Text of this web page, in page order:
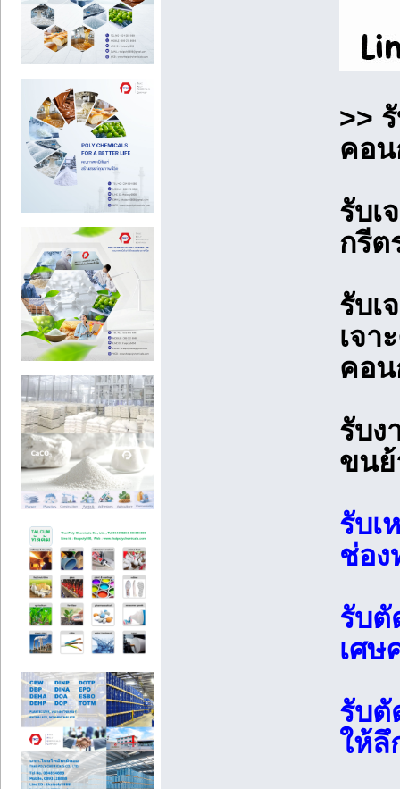
>>
คอน
รับเ
กรีต
รับเ
เจา
คอ
รับง
ขนย้
รับเ
ช่อ
รับตั
เศษ
รับ
ให้ลึ